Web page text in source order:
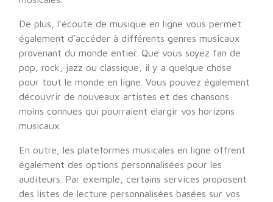
De plus, l’écoute de musique en ligne vous permet
également d’accéder à différents genres musicaux
provenant du monde entier. Que vous soyez fan de
pop, rock, jazz ou classique, il y a quelque chose
pour tout le monde en ligne. Vous pouvez également
découvrir de nouveaux artistes et des chansons
moins connues qui pourraient élargir vos horizons
musicaux.
En outre, les plateformes musicales en ligne offrent
également des options personnalisées pour les
auditeurs. Par exemple, certains services proposent
des listes de lecture personnalisées basées sur vos